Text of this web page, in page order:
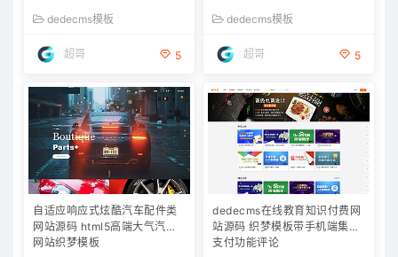
dedecms模板
超哥 5
dedecms模板
超哥 5
自适应响应式炫酷汽车配件类
网站源码 html5高端大气汽车
网站织梦模板
dedecms在线教育知识付费网
站源码 织梦模板带手机端集成
支付功能评论